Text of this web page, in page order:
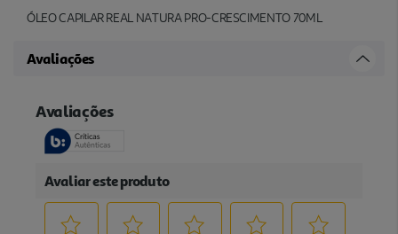
ÓLEO CAPILAR REAL NATURA PRO-CRESCIMENTO 70ML
Avaliações